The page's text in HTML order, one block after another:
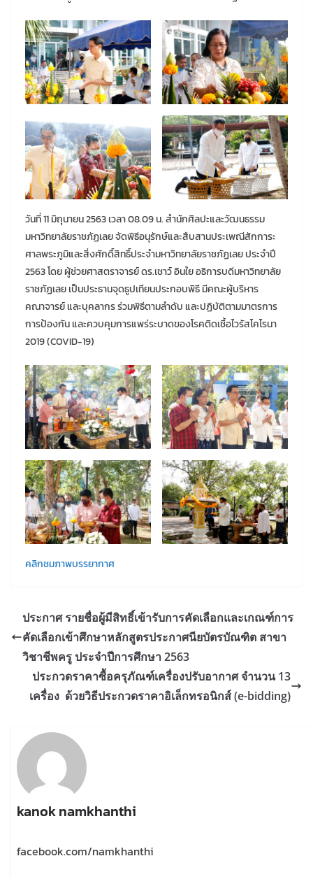
วันที่ 11 มิถุนายน 2563 เวลา 08.09 น. สำนักศิลปะและวัฒนธรรม
มหาวิทยาลัยราชภัฏเลย จัดพิธีอนุรักษ์และสืบสานประเพณีสักการะ
ศาลพระภูมิและสิ่งศักดิ์สิทธิ์ประจำมหาวิทยาลัยราชภัฏเลย ประจำปี
2563 โดย ผู้ช่วยศาสตราจารย์ ดร.เชาว์ อินใย อธิการบดีมหาวิทยาลัย
ราชภัฏเลย เป็นประธานจุดธูปเทียนประกอบพิธี มีคณะผู้บริหาร
คณาจารย์ และบุคลากร ร่วมพิธีตามลำดับ และปฏิบัติตามมาตรการ
การป้องกัน และควบคุมการแพร่ระบาดของโรคติดเชื้อไวรัสโคโรนา
2019 (COVID-19)
คลิกชมภาพบรรยากาศ
ประกาศ รายชื่อผู้มีสิทธิ์เข้ารับการคัดเลือกและเกณฑ์การ
คัดเลือกเข้าศึกษาหลักสูตรประกาศนียบัตรบัณฑิต สาขา
วิชาชีพครู ประจำปีการศึกษา 2563
ประกวดราคาซื้อครุภัณฑ์เครื่องปรับอากาศ จำนวน 13
เครื่อง ด้วยวิธีประกวดราคาอิเล็กทรอนิกส์ (e-bidding)
kanok namkhanthi
facebook.com/namkhanthi